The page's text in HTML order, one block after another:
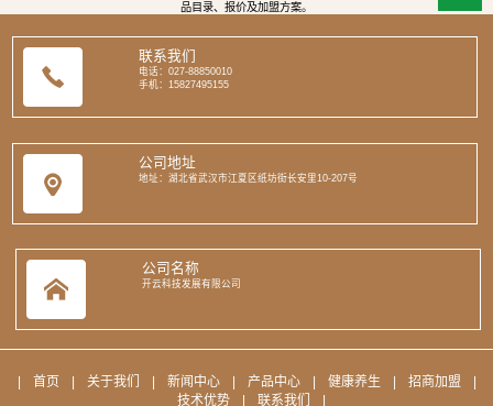
品目录、报价及加盟方案。
联系我们
电话：027-88850010
手机：15827495155
公司地址
地址：湖北省武汉市江夏区纸坊街长安里10-207号
公司名称
开云科技发展有限公司
首页 关于我们 新闻中心 产品中心 健康养生 招商加盟
技术优势
联系我们